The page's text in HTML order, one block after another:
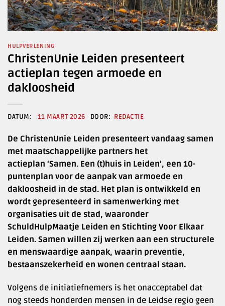
HULPVERLENING
ChristenUnie Leiden presenteert
actieplan tegen armoede en
dakloosheid
11 MAART 2026 REDACTIE
De ChristenUnie Leiden presenteert vandaag samen
met maatschappelijke partners het
actieplan ‘Samen. Een (t)huis in Leiden’, een 10-
puntenplan voor de aanpak van armoede en
dakloosheid in de stad. Het plan is ontwikkeld en
wordt gepresenteerd in samenwerking met
organisaties uit de stad, waaronder
SchuldHulpMaatje Leiden en Stichting Voor Elkaar
Leiden. Samen willen zij werken aan een structurele
en menswaardige aanpak, waarin preventie,
bestaanszekerheid en wonen centraal staan.
Volgens de initiatiefnemers is het onacceptabel dat
nog steeds honderden mensen in de Leidse regio geen